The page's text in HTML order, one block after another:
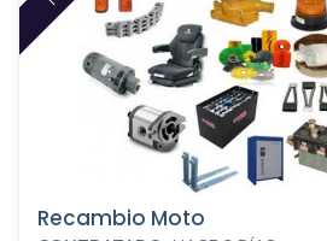
Recambio Moto